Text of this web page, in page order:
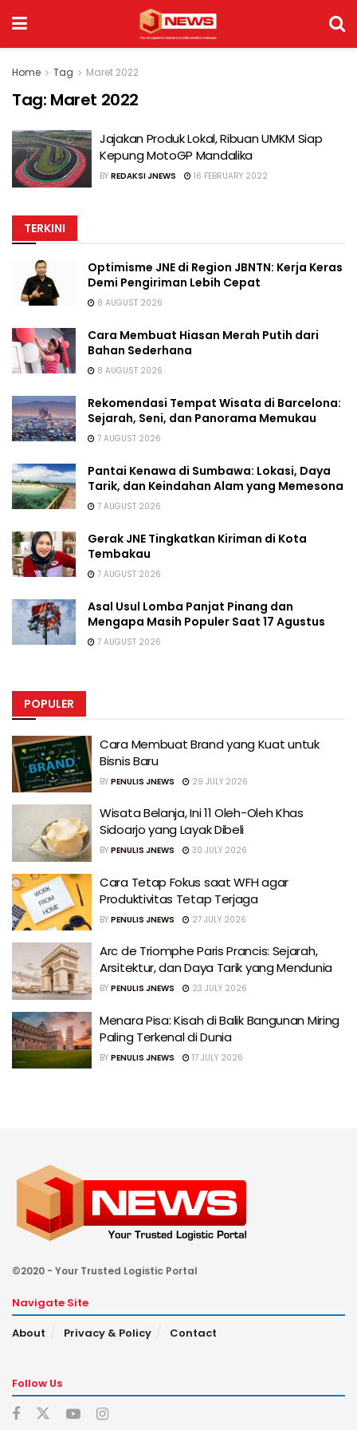
Home Tag Maret 2022
Tag: Maret 2022
Jajakan Produk Lokal, Ribuan UMKM Siap
Kepung MotoGP Mandalika
BY REDAKSI JNEWS 16 FEBRUARY 2022
TERKINI
Optimisme JNE di Region JBNTN: Kerja Keras
Demi Pengiriman Lebih Cepat
8 AUGUST 2026
Cara Membuat Hiasan Merah Putih dari
Bahan Sederhana
8 AUGUST 2026
Rekomendasi Tempat Wisata di Barcelona:
Sejarah, Seni, dan Panorama Memukau
7 AUGUST 2026
Pantai Kenawa di Sumbawa: Lokasi, Daya
Tarik, dan Keindahan Alam yang Memesona
7 AUGUST 2026
Gerak JNE Tingkatkan Kiriman di Kota
Tembakau
7 AUGUST 2026
Asal Usul Lomba Panjat Pinang dan
Mengapa Masih Populer Saat 17 Agustus
7 AUGUST 2026
POPULER
Cara Membuat Brand yang Kuat untuk
Bisnis Baru
BY PENULIS JNEWS 29 JULY 2026
Wisata Belanja, Ini 11 Oleh-Oleh Khas
Sidoarjo yang Layak Dibeli
BY PENULIS JNEWS 30 JULY 2026
Cara Tetap Fokus saat WFH agar
Produktivitas Tetap Terjaga
BY PENULIS JNEWS 27 JULY 2026
Arc de Triomphe Paris Prancis: Sejarah,
Arsitektur, dan Daya Tarik yang Mendunia
BY PENULIS JNEWS 23 JULY 2026
Menara Pisa: Kisah di Balik Bangunan Miring
Paling Terkenal di Dunia
BY PENULIS JNEWS 17 JULY 2026
©2020 - Your Trusted Logistic Portal
Navigate Site
About
Privacy & Policy Contact
Follow Us